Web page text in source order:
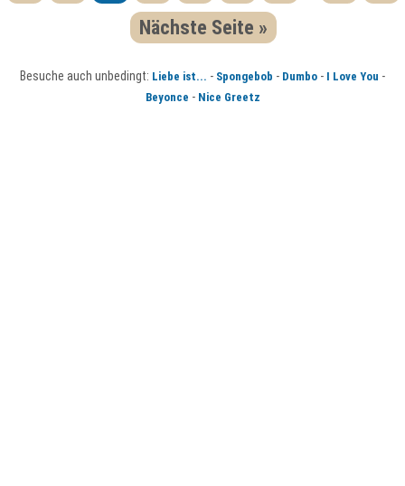
Nächste Seite »
Besuche auch unbedingt: Liebe ist... - Spongebob - Dumbo - I Love You -
Beyonce - Nice Greetz